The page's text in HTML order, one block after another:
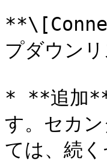
プダウン
* **追加
す。セカ
ては、続